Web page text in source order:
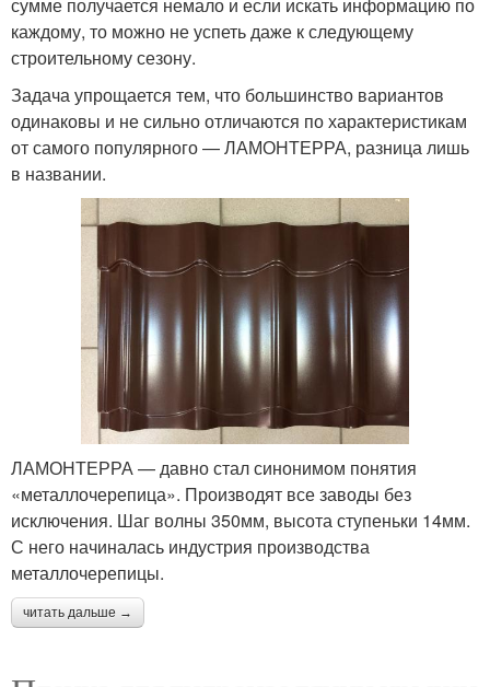
каждому, то можно не успеть даже к следующему
строительному сезону.
Задача упрощается тем, что большинство вариантов
одинаковы и не сильно отличаются по характеристикам
от самого популярного — ЛАМОНТЕРРА, разница лишь
в названии.
ЛАМОНТЕРРА — давно стал синонимом понятия
«металлочерепица». Производят все заводы без
исключения. Шаг волны 350мм, высота ступеньки 14мм.
С него начиналась индустрия производства
металлочерепицы.
читать дальше →